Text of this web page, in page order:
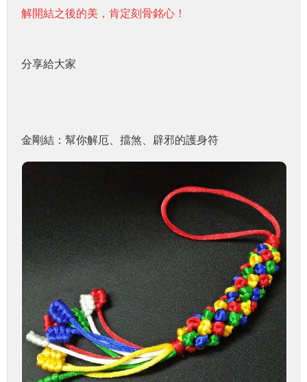
解開結之後的美，肯定刻骨銘心！
分享給大家
金剛結：幫你解厄、擋煞、辟邪的護身符